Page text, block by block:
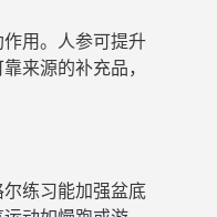
用。人参可提升
来源的补充品，
练习能加强盆底